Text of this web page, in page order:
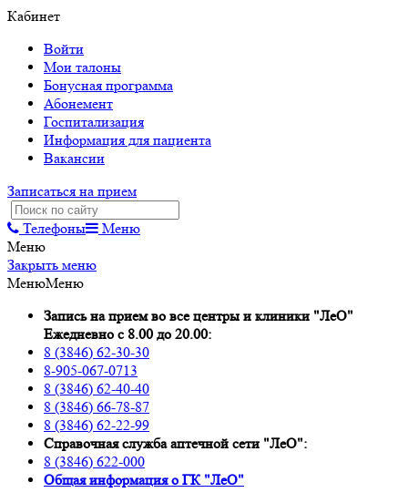
Кабинет
Войти
Мои талоны
Бонусная программа
Абонемент
Госпитализация
Информация для пациента
Вакансии
Записаться на прием
Телефоны
Меню
Меню
Закрыть меню
МенюМеню
Запись на прием во все центры и клиники "ЛеО"
Ежедневно с 8.00 до 20.00:
8 (3846) 62-30-30
8-905-067-0713
8 (3846) 62-40-40
8 (3846) 66-78-87
8 (3846) 62-22-99
Справочная служба аптечной сети "ЛеО":
8 (3846) 622-000
Oбщая информация о ГК "ЛеО"